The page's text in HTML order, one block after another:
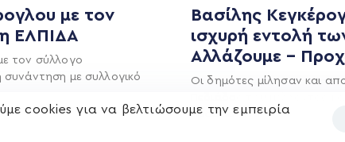
με τον
ΕΛΠΙΔΑ
τον σύλλογο
με συλλογικό
Βασίλης
ισχυρή εντολή
Αλλάζουμε –
Οι δημότες μίλησαν και
Πεδιάδας του μέλλοντος
Προόδου και
Επικοινωνία
Ηλ. ταχυδρομείο
kegkeroglou@gmail.com
cookies για να βελτιώσουμε την εμπειρία